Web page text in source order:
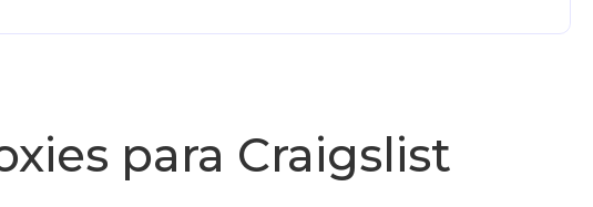
para Craigslist